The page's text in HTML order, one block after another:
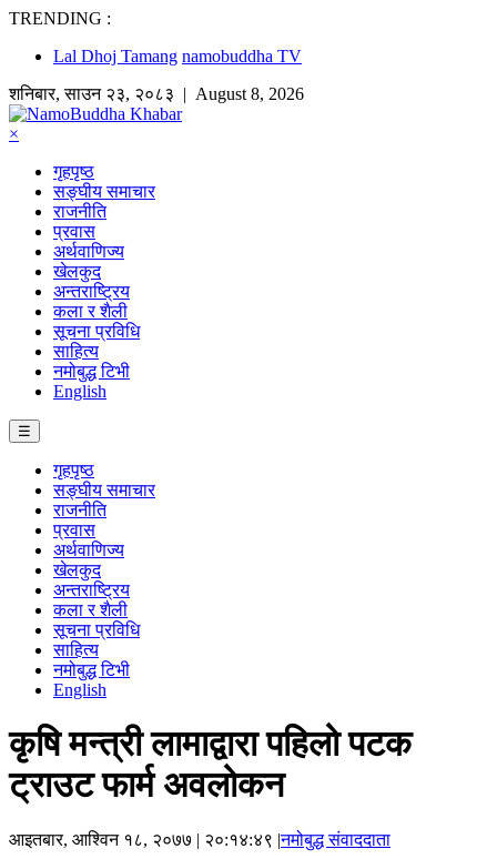
TRENDING :
Lal Dhoj Tamang namobuddha TV
शनिबार,साउन २३, २०८३ | August 8, 2026
×
गृहपृष्ठ
सङ्घीय समाचार
राजनीति
प्रवास
अर्थवाणिज्य
खेलकुद
अन्तराष्ट्रिय
कला र शैली
सूचना प्रविधि
साहित्य
नमोबुद्ध टिभी
English
☰
गृहपृष्ठ
सङ्घीय समाचार
राजनीति
प्रवास
अर्थवाणिज्य
खेलकुद
अन्तराष्ट्रिय
कला र शैली
सूचना प्रविधि
साहित्य
नमोबुद्ध टिभी
English
कृषि मन्त्री लामाद्वारा पहिलो पटक
ट्राउट फार्म अवलोकन
आइतबार, आश्विन १८, २०७७ | २०:१४:४९ |नमोबुद्ध संवाददाता